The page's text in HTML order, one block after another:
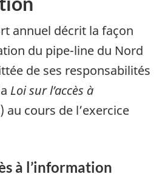
annuel décrit la façon
du pipe-line du Nord
de ses responsabilités
Loi sur l’accès à
au cours de l’exercice
à l’information